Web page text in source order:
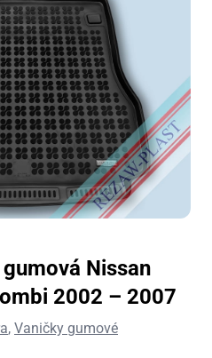
Nissan
2002 – 2007
, Vaničky gumové